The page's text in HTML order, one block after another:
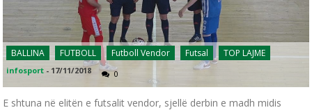
BALLINA FUTBOLL Futboll Vendor Futsal TOP LAJME
infosport - 17/11/2018 0
E shtuna në elitën e futsalit vendor, sjellë derbin e madh midis